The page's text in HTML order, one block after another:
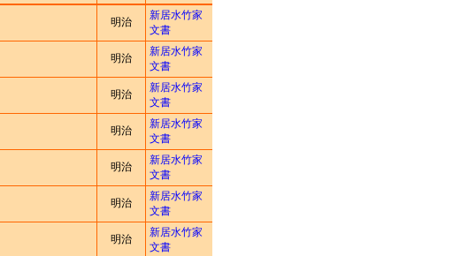
明治
新居水竹家
文書
明治
新居水竹家
文書
明治
新居水竹家
文書
明治
新居水竹家
文書
明治
新居水竹家
文書
明治
新居水竹家
文書
明治
新居水竹家
文書